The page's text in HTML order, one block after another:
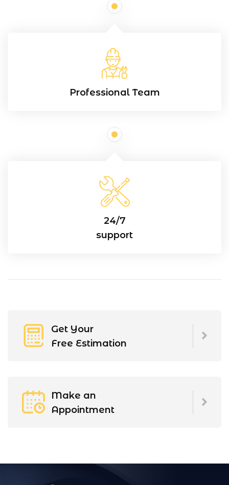
Professional Team
24/7
support
Get Your
Free Estimation
Make an
Appointment